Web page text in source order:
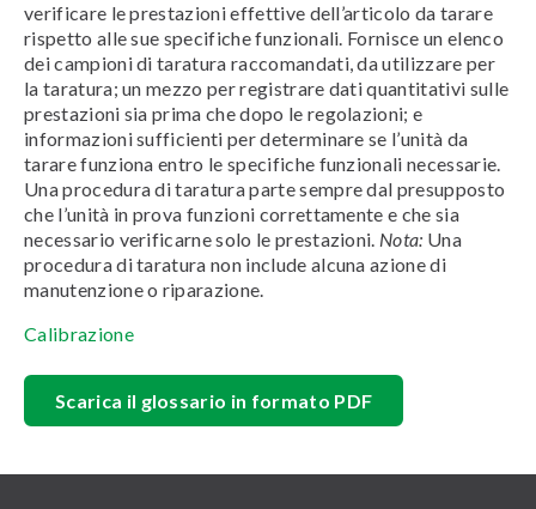
verificare le prestazioni effettive dell’articolo da tarare
rispetto alle sue specifiche funzionali. Fornisce un elenco
dei campioni di taratura raccomandati, da utilizzare per
la taratura; un mezzo per registrare dati quantitativi sulle
prestazioni sia prima che dopo le regolazioni; e
informazioni sufficienti per determinare se l’unità da
tarare funziona entro le specifiche funzionali necessarie.
Una procedura di taratura parte sempre dal presupposto
che l’unità in prova funzioni correttamente e che sia
necessario verificarne solo le prestazioni. Nota: Una
procedura di taratura non include alcuna azione di
manutenzione o riparazione.
Calibrazione
Scarica il glossario in formato PDF